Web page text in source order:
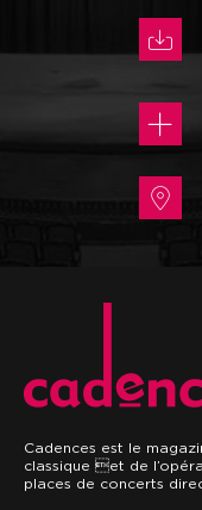
Cadences est le
classique et de
places de concerts